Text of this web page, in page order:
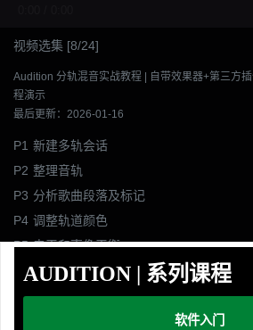
视频选集 [8/24]
Audition 分轨混音实战教程 | 自带效果器+第三方
程演示
最后更新：2026-01-16
P1 新建多轨会话
P2 整理音轨
P3 分析歌曲段落及标记
P4 调整轨道颜色
P5 电平和声像平衡
P6 主唱和伴唱的EQ
P7 底鼓的EQ
AUDITION | 系列课程
软件入门